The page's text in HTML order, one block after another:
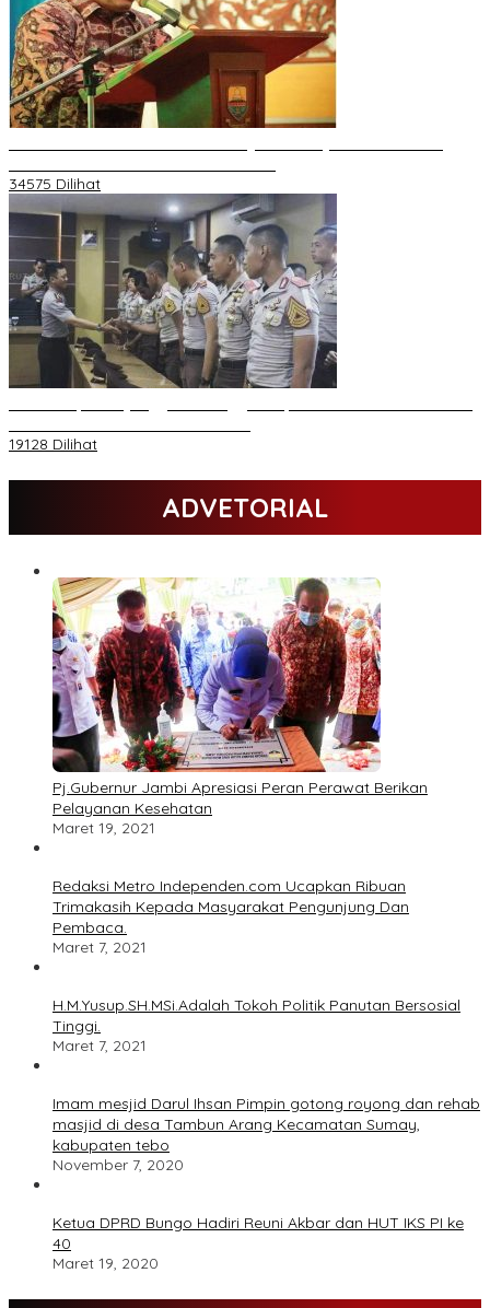
34575 Dilihat
19128 Dilihat
ADVETORIAL
Pj.Gubernur Jambi Apresiasi Peran Perawat Berikan
Pelayanan Kesehatan
Maret 19, 2021
Redaksi Metro Independen.com Ucapkan Ribuan
Trimakasih Kepada Masyarakat Pengunjung Dan
Pembaca.
Maret 7, 2021
H.M.Yusup.SH.MSi.Adalah Tokoh Politik Panutan Bersosial
Tinggi.
Maret 7, 2021
Imam mesjid Darul Ihsan Pimpin gotong royong dan rehab
masjid di desa Tambun Arang Kecamatan Sumay,
kabupaten tebo
November 7, 2020
Ketua DPRD Bungo Hadiri Reuni Akbar dan HUT IKS PI ke
40
Maret 19, 2020